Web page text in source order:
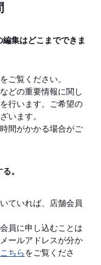
集はどこまでできま
をご覧ください。
どの重要情報に関し
行います。ご希望の
います。
間がかかる場合がご
。
ていれば、店舗会員
員に申し込むことは
ールアドレスが分か
こちらをご覧くださ